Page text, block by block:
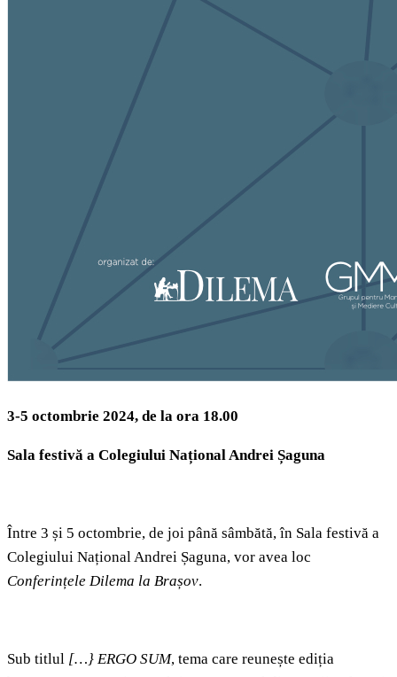
3-5 octombrie 2024, de la ora 18.00
Sala festivă a Colegiului Național Andrei Șaguna
Între 3 și 5 octombrie, de joi până sâmbătă, în Sala festivă a
Colegiului Național Andrei Șaguna, vor avea loc
Conferințele Dilema la Brașov.
Sub titlul […} ERGO SUM, tema care reunește ediția